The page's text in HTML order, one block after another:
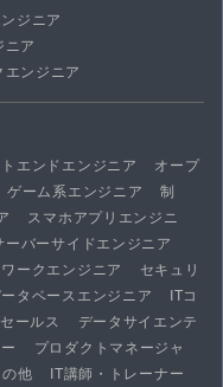
ジニア
ニア
ンジニア
エンドエンジニア
オープ
ゲーム系エンジニア
制
スマホアプリエンジニ
ーバーサイドエンジニア
ークエンジニア
セキュリ
タベースエンジニア
ITコ
ールス
データサイエンテ
プロダクトマネージャ
他
IT講師・トレーナー